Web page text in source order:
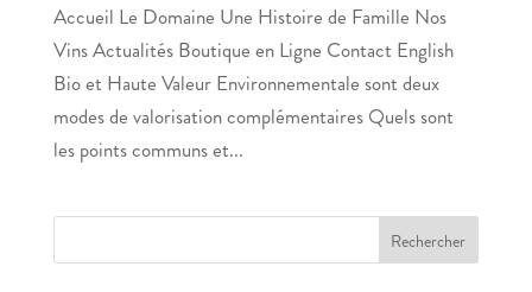
Accueil Le Domaine Une Histoire de Famille Nos
Vins Actualités Boutique en Ligne Contact English
Bio et Haute Valeur Environnementale sont deux
modes de valorisation complémentaires Quels sont
les points communs et...